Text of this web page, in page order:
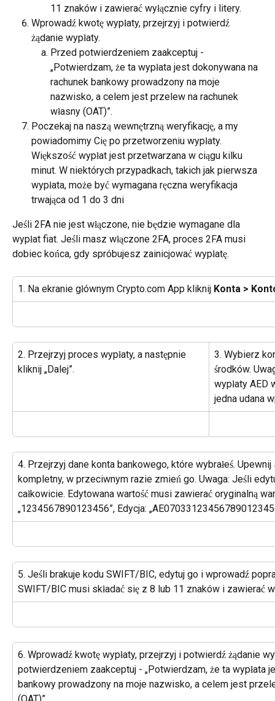
11 znaków i zawierać wyłącznie cyfry i litery.
Wprowadź kwotę wypłaty, przejrzyj i potwierdź
żądanie wypłaty.
Przed potwierdzeniem zaakceptuj -
„Potwierdzam, że ta wypłata jest dokonywana na
rachunek bankowy prowadzony na moje
nazwisko, a celem jest przelew na rachunek
własny (OAT)”.
Poczekaj na naszą wewnętrzną weryfikację, a my
powiadomimy Cię po przetworzeniu wypłaty.
Większość wypłat jest przetwarzana w ciągu kilku
minut. W niektórych przypadkach, takich jak pierwsza
wypłata, może być wymagana ręczna weryfikacja
trwająca od 1 do 3 dni
Jeśli 2FA nie jest włączone, nie będzie wymagane dla
wypłat fiat. Jeśli masz włączone 2FA, proces 2FA musi
dobiec końca, gdy spróbujesz zainicjować wypłatę.
1. Na ekranie głównym Crypto.com App kliknij Konta >
2. Przejrzyj proces wypłaty, a następnie
kliknij „Dalej”.
3. Wybierz
środków.
wypłaty AED
jedna udana
4. Przejrzyj dane konta bankowego, które wybrałeś.
kompletny, w przeciwnym razie zmień go. Uwaga: Jeśli
całkowicie. Edytowana wartość musi zawierać oryginalną
„1234567890123456”, Edycja:
5. Jeśli brakuje kodu SWIFT/BIC, edytuj go i wprowadź
SWIFT/BIC musi składać się z 8 lub 11 znaków i zawierać
6. Wprowadź kwotę wypłaty, przejrzyj i potwierdź żądanie
potwierdzeniem zaakceptuj - „Potwierdzam, że ta wypłata
bankowy prowadzony na moje nazwisko, a celem jest